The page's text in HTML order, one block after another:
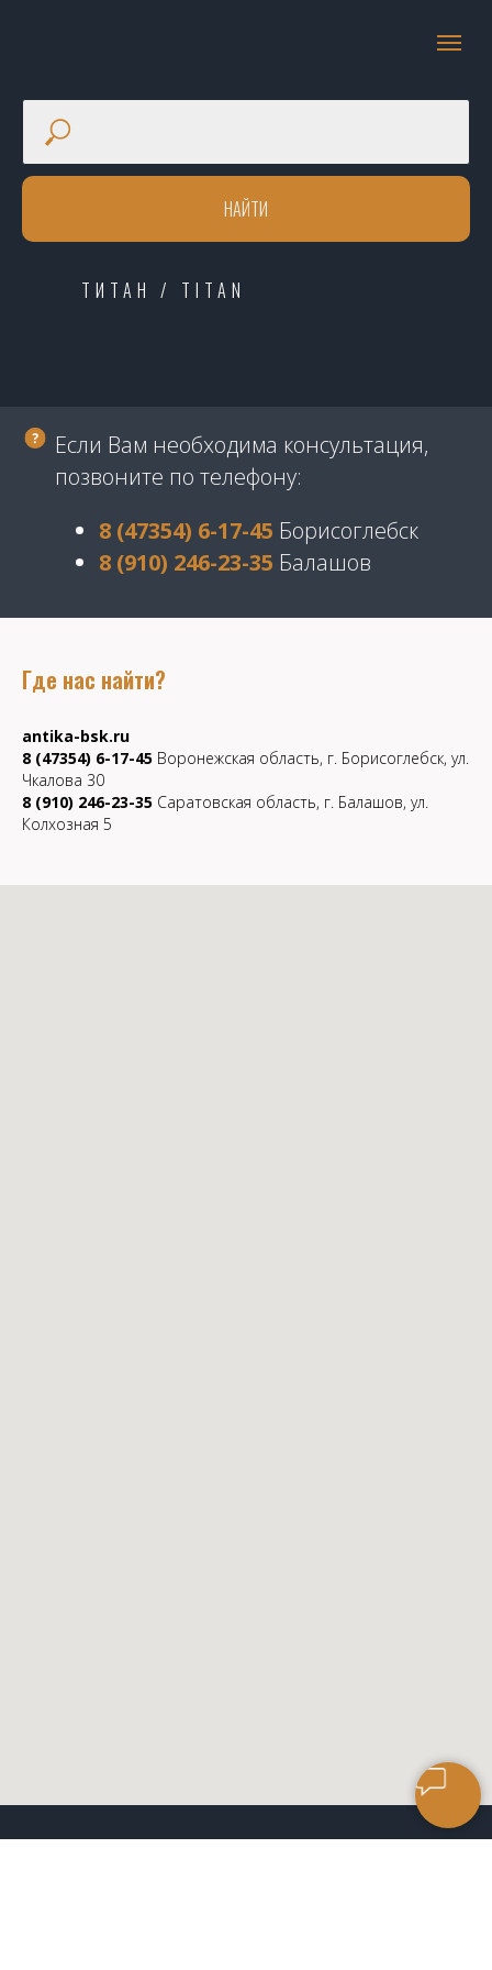
НАЙТИ
ТИТАН / TITAN
Если Вам необходима консультация,
позвоните по телефону:
8 (47354) 6-17-45 Борисоглебск
8 (910) 246-23-35 Балашов
Где нас найти?
antika-bsk.ru
8 (47354) 6-17-45 Воронежская область, г. Борисоглебск, ул.
Чкалова 30
8 (910) 246-23-35 Саратовская область, г. Балашов, ул.
Колхозная 5